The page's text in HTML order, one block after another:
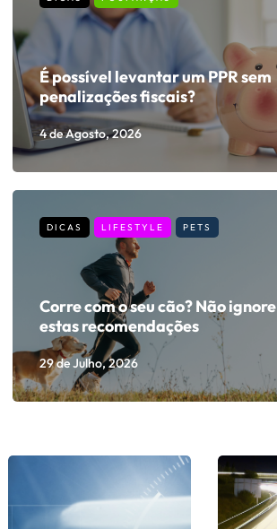
É possível levantar um PPR sem
penalizações fiscais?
4 de Agosto, 2026
DICAS LIFESTYLE PETS
Corre com o seu cão? Não ignore
estas recomendações
29 de Julho, 2026